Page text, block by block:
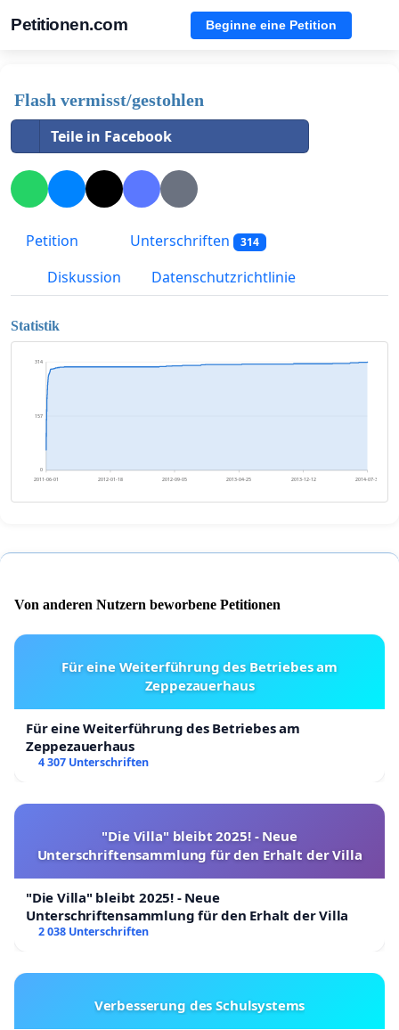
Petitionen.com Beginne eine Petition
Flash vermisst/gestohlen
Teile in Facebook
Petition Unterschriften 314
Diskussion Datenschutzrichtlinie
Statistik
0
157
314
2011-06-01 2012-01-18 2012-09-05 2013-04-25 2013-12-12 2014-07-31
Von anderen Nutzern beworbene Petitionen
Für eine Weiterführung des Betriebes am
Zeppezauerhaus
Für eine Weiterführung des Betriebes am
Zeppezauerhaus
4 307 Unterschriften
"Die Villa" bleibt 2025! - Neue
Unterschriftensammlung für den Erhalt der Villa
"Die Villa" bleibt 2025! - Neue
Unterschriftensammlung für den Erhalt der Villa
2 038 Unterschriften
Verbesserung des Schulsystems